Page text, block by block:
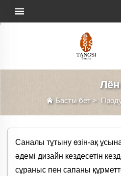
Лён
Басты бет >
Саналы тұтыну өзін-ақ
әдемі дизайн кездесетін
сұраныс пен сапаны